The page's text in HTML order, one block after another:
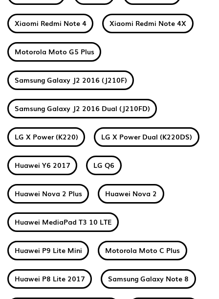
Xiaomi Redmi Note 4 Xiaomi Redmi Note 4X
Motorola Moto G5 Plus
Samsung Galaxy J2 2016 (J210F)
Samsung Galaxy J2 2016 Dual (J210FD)
LG X Power (K220) LG X Power Dual (K220DS)
Huawei Y6 2017 LG Q6
Huawei Nova 2 Plus Huawei Nova 2
Huawei MediaPad T3 10 LTE
Huawei P9 Lite Mini Motorola Moto C Plus
Huawei P8 Lite 2017 Samsung Galaxy Note 8